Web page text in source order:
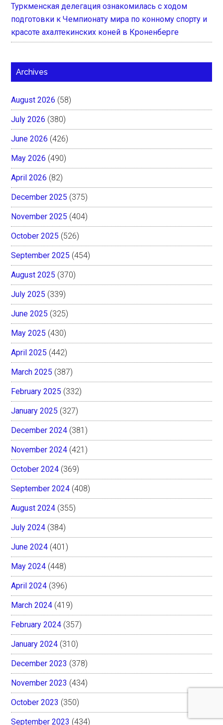
Туркменская делегация ознакомилась с ходом
подготовки к Чемпионату мира по конному спорту и
красоте ахалтекинских коней в Кроненберге
Archives
August 2026 (58)
July 2026 (380)
June 2026 (426)
May 2026 (490)
April 2026 (82)
December 2025 (375)
November 2025 (404)
October 2025 (526)
September 2025 (454)
August 2025 (370)
July 2025 (339)
June 2025 (325)
May 2025 (430)
April 2025 (442)
March 2025 (387)
February 2025 (332)
January 2025 (327)
December 2024 (381)
November 2024 (421)
October 2024 (369)
September 2024 (408)
August 2024 (355)
July 2024 (384)
June 2024 (401)
May 2024 (448)
April 2024 (396)
March 2024 (419)
February 2024 (357)
January 2024 (310)
December 2023 (378)
November 2023 (434)
October 2023 (350)
September 2023 (434)